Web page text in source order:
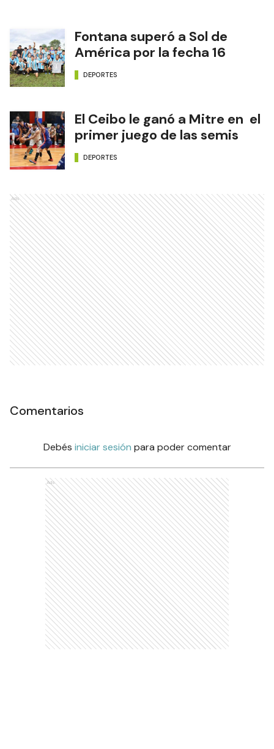
Fontana superó a Sol de
América por la fecha 16
DEPORTES
El Ceibo le ganó a Mitre en el
primer juego de las semis
DEPORTES
Ads
Comentarios
Debés iniciar sesión para poder comentar
Ads